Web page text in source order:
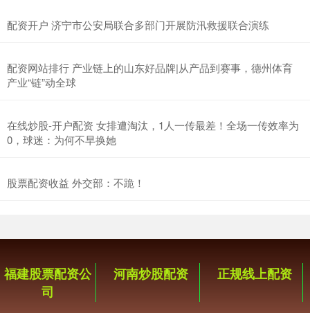
配资开户 济宁市公安局联合多部门开展防汛救援联合演练
配资网站排行 产业链上的山东好品牌|从产品到赛事，德州体育
产业“链”动全球
在线炒股-开户配资 女排遭淘汰，1人一传最差！全场一传效率为
0，球迷：为何不早换她
股票配资收益 外交部：不跪！
福建股票配资公
司
河南炒股配资 正规线上配资